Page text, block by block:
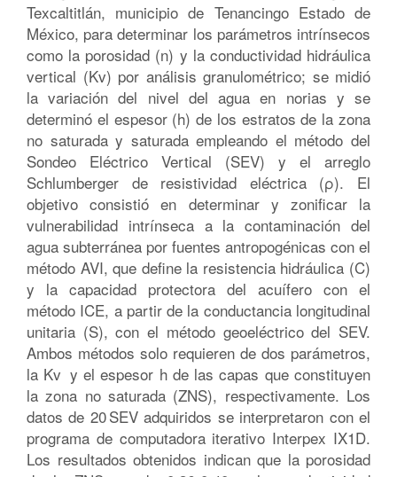
Texcaltitlán, municipio de Tenancingo Estado de
México, para determinar los parámetros intrínsecos
como la porosidad (n) y la conductividad hidráulica
vertical (Kv) por análisis granulométrico; se midió
la variación del nivel del agua en norias y se
determinó el espesor (h) de los estratos de la zona
no saturada y saturada empleando el método del
Sondeo Eléctrico Vertical (SEV) y el arreglo
Schlumberger de resistividad eléctrica (ρ). El
objetivo consistió en determinar y zonificar la
vulnerabilidad intrínseca a la contaminación del
agua subterránea por fuentes antropogénicas con el
método AVI, que define la resistencia hidráulica (C)
y la capacidad protectora del acuífero con el
método ICE, a partir de la conductancia longitudinal
unitaria (S), con el método geoeléctrico del SEV.
Ambos métodos solo requieren de dos parámetros,
la Kv y el espesor h de las capas que constituyen
la zona no saturada (ZNS), respectivamente. Los
datos de 20 SEV adquiridos se interpretaron con el
programa de computadora iterativo Interpex IX1D.
Los resultados obtenidos indican que la porosidad